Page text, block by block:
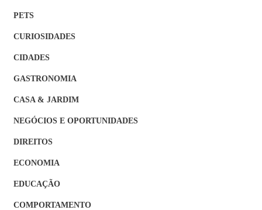
PETS
CURIOSIDADES
CIDADES
GASTRONOMIA
CASA & JARDIM
NEGÓCIOS E OPORTUNIDADES
DIREITOS
ECONOMIA
EDUCAÇÃO
COMPORTAMENTO